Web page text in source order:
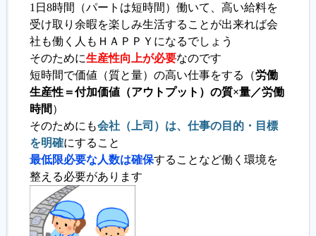
1日8時間（パートは短時間）働いて、高い給料を
受け取り余暇を楽しみ生活することが出来れば会
社も働く人もＨＡＰＰＹになるでしょう
そのために生産性向上が必要なのです
短時間で価値（質と量）の高い仕事をする（労働
生産性＝付加価値（アウトプット）の質×量／労働
時間 ）
そのためにも会社（上司）は、仕事の目的・目標
を明確にすること
最低限必要な人数は確保することなど働く環境を
整える必要があります